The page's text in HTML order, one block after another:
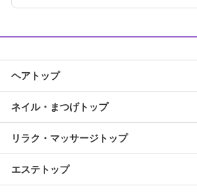
ヘアトップ
ネイル・まつげトップ
リラク・マッサージトップ
エステトップ